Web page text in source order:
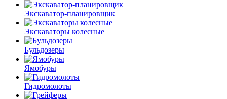
Экскаватор-планировщик
Экскаваторы колесные
Бульдозеры
Ямобуры
Гидромолоты